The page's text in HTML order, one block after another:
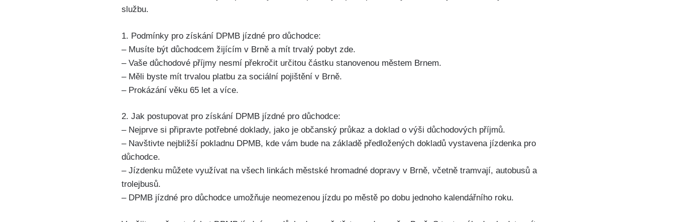
službu.
1. Podmínky pro získání DPMB jízdné pro důchodce:
– Musíte být důchodcem žijícím v Brně‌ a⁢ mít trvalý⁤ pobyt zde.
– ⁣Vaše důchodové příjmy nesmí překročit určitou částku stanovenou⁤ městem Brnem.
– ​Měli⁣ byste mít trvalou platbu za sociální pojištění v Brně.
– Prokázání věku 65 let a ‍více.
2. Jak postupovat pro ‍získání DPMB jízdné ​pro důchodce:
– Nejprve si ⁢připravte​ potřebné⁢ doklady, jako je občanský⁣ průkaz a‍ doklad o výši důchodových příjmů.
– Navštivte nejbližší ⁢pokladnu‌ DPMB, ⁤kde vám bude na ‌základě předložených dokladů vystavena⁢ jízdenka pro
‍důchodce.
– Jízdenku můžete‌ využívat na všech‌ linkách městské ​hromadné dopravy v⁣ Brně, včetně tramvají, autobusů a
trolejbusů.
– DPMB jízdné pro důchodce umožňuje neomezenou jízdu⁢ po​ městě⁣ po dobu jednoho ⁤kalendářního roku. ​